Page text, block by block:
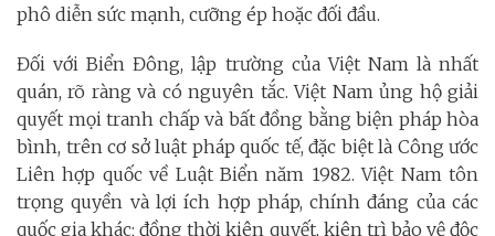
phô diễn sức mạnh, cưỡng ép hoặc đối đầu.
Đối với Biển Đông, lập trường của Việt Nam là nhất
quán, rõ ràng và có nguyên tắc. Việt Nam ủng hộ giải
quyết mọi tranh chấp và bất đồng bằng biện pháp hòa
bình, trên cơ sở luật pháp quốc tế, đặc biệt là Công ước
Liên hợp quốc về Luật Biển năm 1982. Việt Nam tôn
trọng quyền và lợi ích hợp pháp, chính đáng của các
quốc gia khác; đồng thời kiên quyết, kiên trì bảo vệ độc